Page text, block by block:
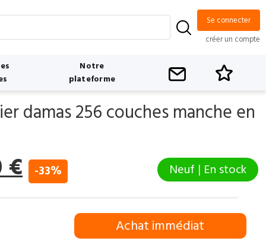
Se connecter
créer un compte
Notre
plateforme
damas 256 couches manche en
€Le
prix
actuel
-33% Neuf | En stock
Achat immédiat